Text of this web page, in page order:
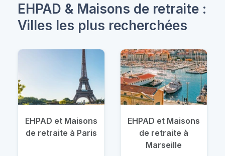
EHPAD & Maisons de retraite :
Villes les plus recherchées
EHPAD et Maisons
de retraite à Paris
EHPAD et Maisons
de retraite à
Marseille